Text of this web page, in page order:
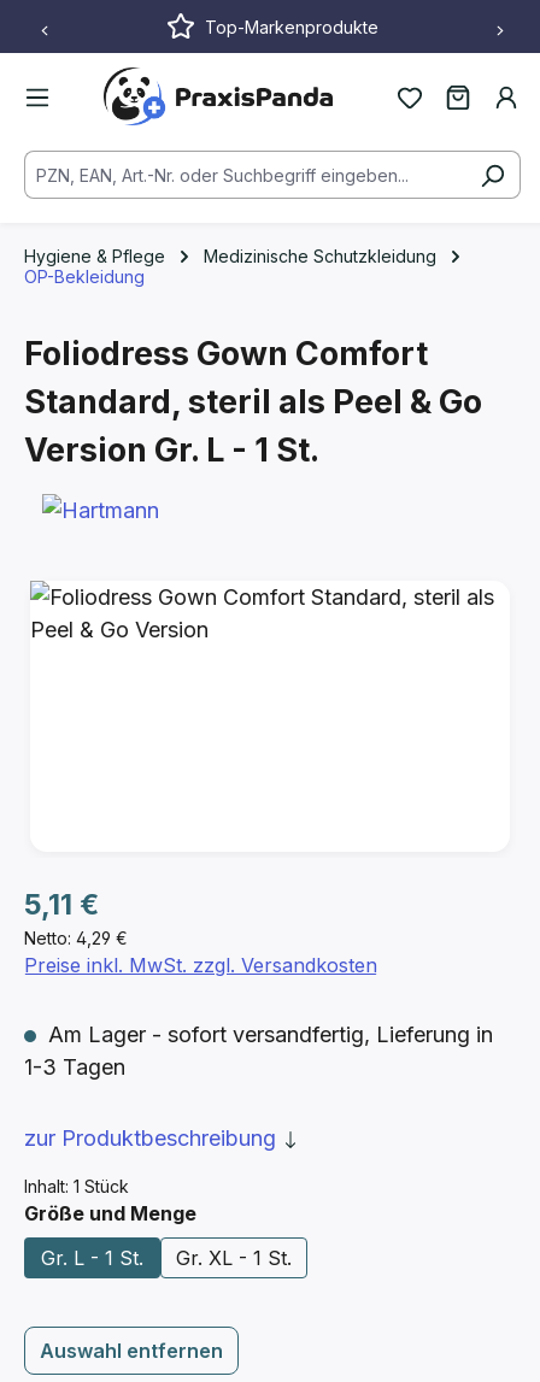
Zum Hauptinhalt springenTop-Markenprodukte
Hygiene & Pflege
Medizinische Schutzkleidung
OP-Bekleidung
Foliodress Gown Comfort
Standard, steril als Peel & Go
Version Gr. L - 1 St.
Bildergalerie überspringen
Netto: 4,29 €
Regulärer Preis:
5,11 €
Inhalt: 1 Stück
Preise inkl. MwSt. zzgl. Versandkosten
Am Lager - sofort versandfertig, Lieferung in
1-3 Tagen
zur Produktbeschreibung
Größe und Mengeauswählen
Gr. L - 1 St.
Gr. XL - 1 St.
Auswahl entfernen